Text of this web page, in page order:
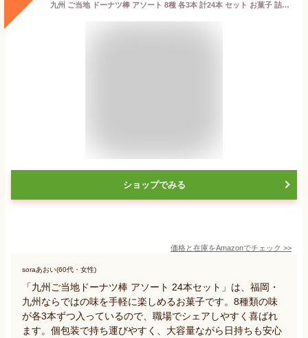
九州 ご当地 ドーナツ棒 アソート 8種 各3本 計24本 セット お菓子 詰め合わせ スイーツ バラエティ フジバンビ ギフト プレゼント
ショップでみる
価格と在庫をAmazonでチェック >>
soraあおい(60代・女性)
「九州ご当地ドーナツ棒 アソート 24本セット」は、福岡・
九州ならではの味を手軽に楽しめるお菓子です。8種類の味
が各3本ずつ入っているので、職場でシェアしやすく喜ばれ
ます。個包装で持ち運びやすく、大容量ながら日持ちも安心